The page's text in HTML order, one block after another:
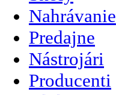
Nahrávanie
Predajne
Nástrojári
Producenti